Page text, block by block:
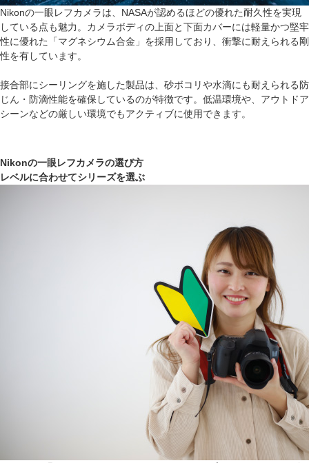
Nikonの一眼レフカメラは、NASAが認めるほどの優れた耐久性を実現
している点も魅力。カメラボディの上面と下面カバーには軽量かつ堅牢
性に優れた「マグネシウム合金」を採用しており、衝撃に耐えられる剛
性を有しています。
接合部にシーリングを施した製品は、砂ボコリや水滴にも耐えられる防
じん・防滴性能を確保しているのが特徴です。低温環境や、アウトドア
シーンなどの厳しい環境でもアクティブに使用できます。
Nikonの一眼レフカメラの選び方
レベルに合わせてシリーズを選ぶ